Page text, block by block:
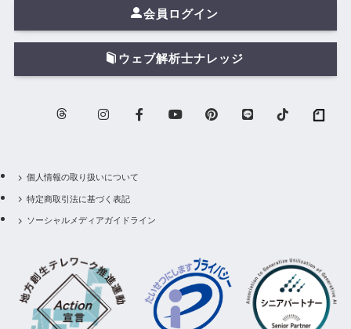
会員ログイン
ウェブ解析士ナレッジ
個人情報の取り扱いについて
特定商取引法に基づく表記
ソーシャルメディアガイドライン